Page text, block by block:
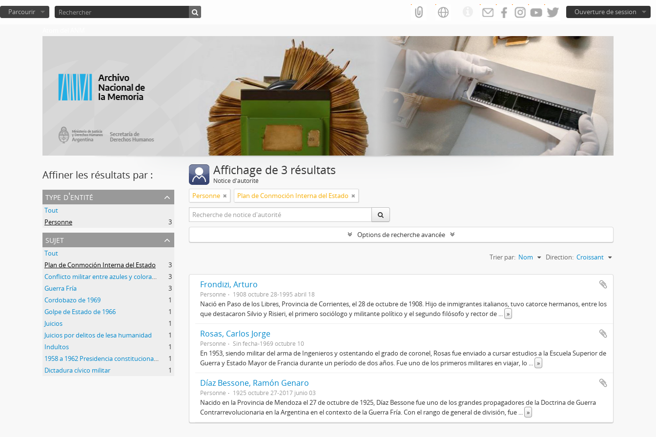
Ouverture de session
Parcourir
Affiner les résultats par :
type d'entité
Tout
Personne
3
sujet
Tout
Plan de Conmoción Interna del Estado
3
3
Guerra Fría
3
Cordobazo de 1969
1
Golpe de Estado de 1966
1
Juicios
1
Juicios por delitos de lesa humanidad
1
Indultos
1
1
Dictadura cívico militar
1
Affichage de 3 résultats
Notice d'autorité
Personne Plan de Conmoción Interna del Estado
Options de recherche avancée
Trier par: Nom Direction: Croissant
Frondizi, Arturo
Personne 1908 octubre 28-1995 abril 18
Nació en Paso de los Libres, Provincia de Corrientes, el 28 de octubre de 1908. Hijo de inmigrantes italianos, tuvo catorce hermanos, entre los
que destacaron Silvio y Risieri, el primero sociólogo y militante político y el segundo filósofo y rector de
»
Rosas, Carlos Jorge
Personne Sin fecha-1969 octubre 10
En 1953, siendo militar del arma de Ingenieros y ostentando el grado de coronel, Rosas fue enviado a cursar estudios a la Escuela Superior de
Guerra y Estado Mayor de Francia durante un período de dos años. Fue uno de los primeros militares en viajar, lo
»
Díaz Bessone, Ramón Genaro
Personne 1925 octubre 27-2017 junio 03
Nacido en la Provincia de Mendoza el 27 de octubre de 1925, Díaz Bessone fue uno de los grandes propagadores de la Doctrina de Guerra
Contrarrevolucionaria en la Argentina en el contexto de la Guerra Fría. Con el rango de general de división, fue
»